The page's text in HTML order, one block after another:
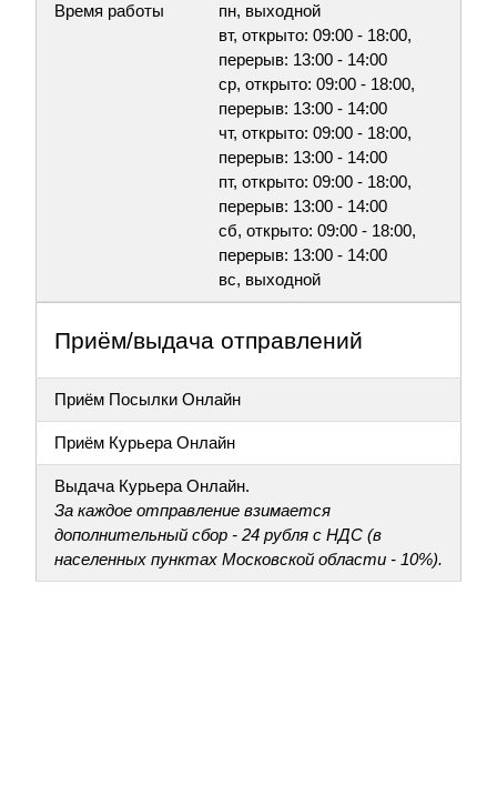
Время работы
пн, выходной
вт, открыто: 09:00 - 18:00,
перерыв: 13:00 - 14:00
ср, открыто: 09:00 - 18:00,
перерыв: 13:00 - 14:00
чт, открыто: 09:00 - 18:00,
перерыв: 13:00 - 14:00
пт, открыто: 09:00 - 18:00,
перерыв: 13:00 - 14:00
сб, открыто: 09:00 - 18:00,
перерыв: 13:00 - 14:00
вс, выходной
Приём/выдача отправлений
Приём Посылки Онлайн
Приём Курьера Онлайн
Выдача Курьера Онлайн.
За каждое отправление взимается
дополнительный сбор - 24 рубля с НДС (в
населенных пунктах Московской области - 10%).